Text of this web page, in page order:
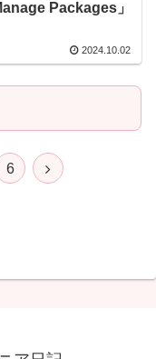
Packages」
2024.10.02
6
次